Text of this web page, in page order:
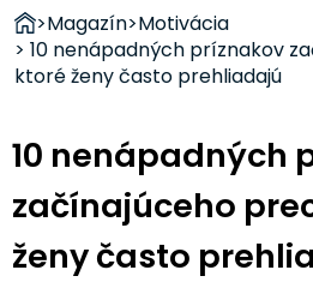
ZDRAVÉ
RÝCHLOVKY
>Magazín>Motivácia
> 10 nenápadných príznakov
ktoré ženy často prehliadajú
10 nenápadných
začínajúceho
ženy často